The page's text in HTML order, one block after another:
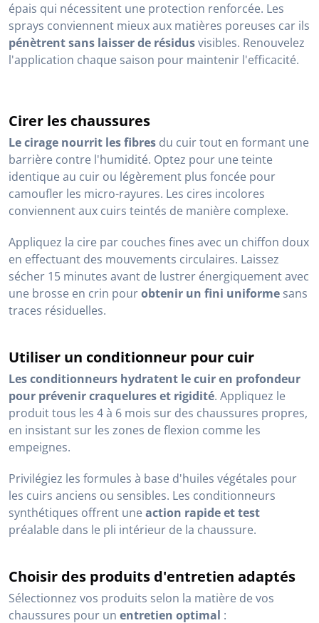
épais qui nécessitent une protection renforcée. Les
sprays conviennent mieux aux matières poreuses car ils
pénètrent sans laisser de résidusvisibles. Renouvelez
l'application chaque saison pour maintenir l'efficacité.
Cirer les chaussures
Le cirage nourrit les fibres du cuir tout en formant une
barrière contre l'humidité. Optez pour une teinte
identique au cuir ou légèrement plus foncée pour
camoufler les micro-rayures. Les cires incolores
conviennent aux cuirs teintés de manière complexe.
Appliquez la cire par couches fines avec un chiffon doux
en effectuant des mouvements circulaires. Laissez
sécher 15 minutes avant de lustrer énergiquement avec
une brosse en crin pourobtenir un fini uniforme sans
traces résiduelles.
Utiliser un conditionneur pour cuir
Les conditionneurs hydratent le cuir en profondeur
pour prévenir craquelures et rigidité. Appliquez le
produit tous les 4 à 6 mois sur des chaussures propres,
en insistant sur les zones de flexion comme les
empeignes.
Privilégiez les formules à base d'huiles végétales pour
les cuirs anciens ou sensibles. Les conditionneurs
synthétiques offrent uneaction rapide et test
préalable dans le pli intérieur de la chaussure.
Choisir des produits d'entretien adaptés
Sélectionnez vos produits selon la matière de vos
chaussures pour un entretien optimal :